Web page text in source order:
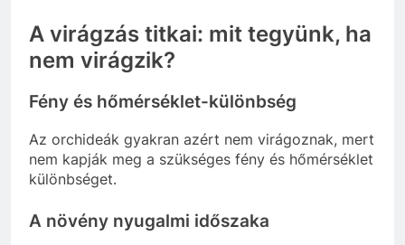
A virágzás titkai: mit tegyünk, ha
nem virágzik?
Fény és hőmérséklet-különbség
Az orchideák gyakran azért nem virágoznak, mert
nem kapják meg a szükséges fény és hőmérséklet
különbséget.
A növény nyugalmi időszaka